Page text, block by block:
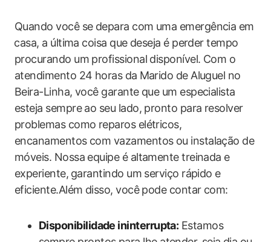
Quando você se depara com uma emergência em
⁤casa, a‍ última coisa que deseja é perder tempo
procurando um profissional disponível. Com o
atendimento 24 horas da⁢ Marido de Aluguel no
Beira-Linha, você garante ‍que um especialista
esteja sempre ao seu lado, pronto para resolver
problemas como reparos elétricos,
encanamentos com vazamentos‌ ou instalação de
móveis. Nossa equipe é altamente treinada e
experiente,⁣ garantindo um serviço rápido e
eficiente.Além disso, você pode contar com:
Disponibilidade ininterrupta: Estamos